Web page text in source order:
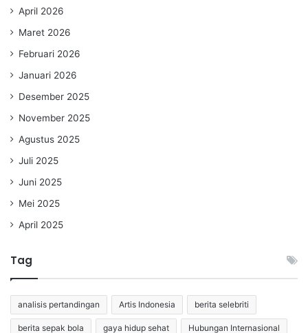
April 2026
Maret 2026
Februari 2026
Januari 2026
Desember 2025
November 2025
Agustus 2025
Juli 2025
Juni 2025
Mei 2025
April 2025
Tag
analisis pertandingan Artis Indonesia berita selebriti
berita sepak bola gaya hidup sehat Hubungan Internasional